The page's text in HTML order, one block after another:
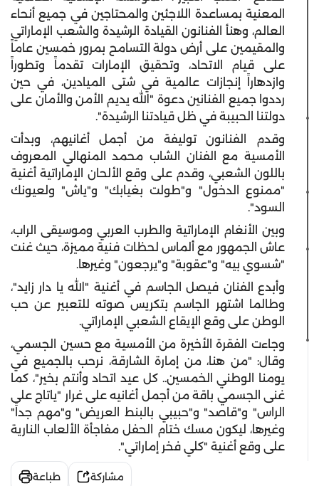
المعنية بمساعدة اللاجئين والمحتاجين في جميع أنحاء
العالم، وهنأ الفنانون القيادة الرشيدة والشعب الإماراتي
والمقيمين على أرض دولة التسامح بمرور خمسين عاماً
على قيام الاتحاد، وتحقيق الإمارات تقدماً وتطوراً
وازدهاراً إنجازات عالمية في شتى الميادين، في حين
رددوا جميع الفنانين دعوة "الله يديم الأمن والأمان على
دولتنا الحبيبة في ظل قيادتنا الرشيدة".
وقدم الفنانون توليفة من أجمل أغانيهم، وبدأت
الأمسية مع الفنان الشاب محمد المنهالي المعروف
باللون الشعبي، وقدم على وقع الألحان الإماراتية أغنية
"ممنوع الدخول" و"طولت بغيابك" و"ياش" ولعيونك
السود".
وبين الأنغام الإماراتية والطرب العربي وموسيقى الراب،
عاش الجمهور مع ألماس لحظات فنية مميزة، حيث غنت
"شسوي بيه" و"عقوبة" و"يرجعون" وغيرها.
وأبدع الفنان فيصل الجاسم في أغنية "الله يا دار زايد"،
وطالما اشتهر الجاسم بتكريس صوته للتعبير عن حب
الوطن على وقع الإيقاع الشعبي الإماراتي.
وجاءت الفقرة الأخيرة من الأمسية مع حسين الجسمي،
وقال: "من هنا، من إمارة الشارقة، نرحب بالجميع في
يومنا الوطني الخمسين.. كل عيد اتحاد وأنتم بخير"، كما
غنى الجسمي باقة من أجمل أغانيه على غرار "ياتاج على
الراس" و"قاصد" و"حبيبي بالبنط العريض" و"مهم جداً"
وغيرها، ليكون مسك ختام الحفل مفاجأة الألعاب النارية
على وقع أغنية "كلي فخر إماراتي".
مشاركة طباعة